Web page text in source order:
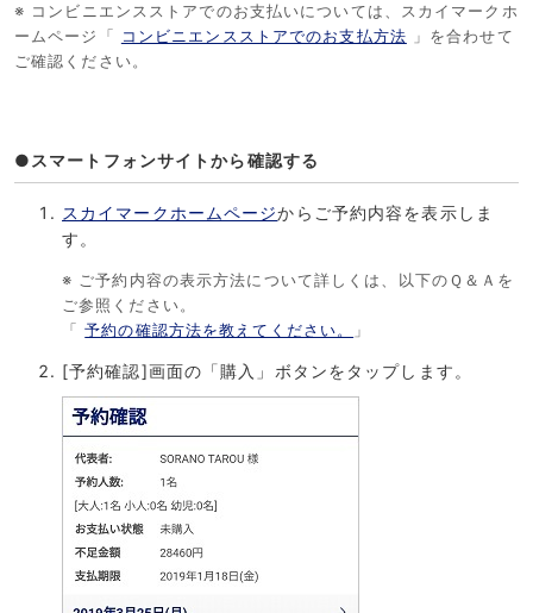
※ コンビニエンスストアでのお支払いについては、スカイマークホ
ームページ「 コンビニエンスストアでのお支払方法 」を合わせて
ご確認ください。
●スマートフォンサイトから確認する
スカイマークホームページからご予約内容を表示しま
す。
※ ご予約内容の表示方法について詳しくは、以下のＱ＆Ａを
ご参照ください。
「予約の確認方法を教えてください。 」
[予約確認]画面の「購入」ボタンをタップします。